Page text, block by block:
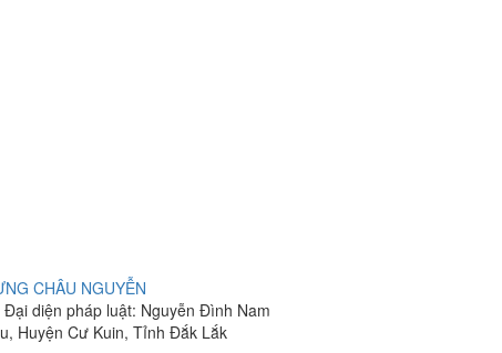
CHÂU NGUYỄN
Đại diện pháp luật: Nguyễn Đình Nam
Huyện Cư Kuin, Tỉnh Đắk Lắk